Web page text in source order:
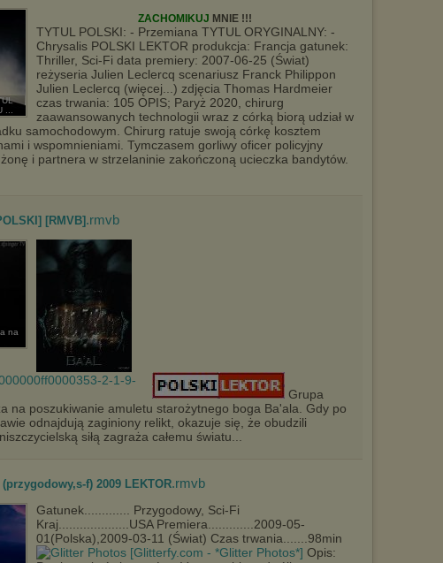
ZACHOMIKUJ MNIE !!!
TYTUL POLSKI: - Przemiana TYTUL ORYGINALNY: -
Chrysalis POLSKI LEKTOR produkcja: Francja gatunek:
Thriller, Sci-Fi data premiery: 2007-06-25 (Świat)
reżyseria Julien Leclercq scenariusz Franck Philippon
Julien Leclercq (więcej...) zdjęcia Thomas Hardmeier
czas trwania: 105 OPIS; Paryż 2020, chirurg
zaawansowanych technologii wraz z córką biorą udział w
samochodowym. Chirurg ratuje swoją córkę kosztem
i wspomnieniami. Tymczasem gorliwy oficer policyjny
i partnera w strzelaninie zakończoną ucieczka bandytów.
[RMVB].rmvb
na
Grupa
na poszukiwanie amuletu starożytnego boga Ba'ala. Gdy po
odnajdują zaginiony relikt, okazuje się, że obudzili
siłą zagraża całemu światu...
f) 2009 LEKTOR.rmvb
Gatunek............. Przygodowy, Sci-Fi
Kraj....................USA Premiera.............2009-05-
01(Polska),2009-03-11 (Świat) Czas trwania.......98min
[Glitterfy.com - *Glitter Photos*] Opis: